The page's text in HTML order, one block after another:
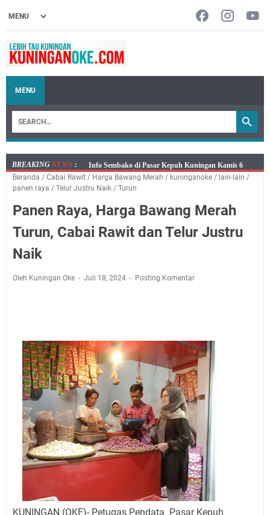
MENU
BREAKING NEWS :
Info Sembako di Pasar Kepuh Kuningan Kamis 6
Agustus 2026, Daging Naik, Telur Turun
2026 Ada Tiga Acara
Kamis 6 Agustus 2026 Mobil Samling Ada di Alun-alun
Kuningan Kamis 6 Agustus 2026
Agenda Kegiatan Bupati, Wabup dan Sekda Kuningan
Rabu 5 Agustus 2026 Masing-masing Dua Acara
Ini Lokasi Samling Kuningan Rabu 5 Agustus 2026
Uniku Jadi Tuan Rumah Pendampingan Penyusunan
Dokumen SPMI
Sudahkah Kita Merdeka Dari Hawa Nafsu?
Beranda / Cabai Rawit / Harga Bawang Merah / kuninganoke / lain-lain /
panen raya / Telur Justru Naik / Turun
Panen Raya, Harga Bawang Merah
Turun, Cabai Rawit dan Telur Justru
Naik
Oleh Kuningan Oke Juli 18, 2024 Posting Komentar
KUNINGAN (OKE)- Petugas Pendata Pasar Kepuh